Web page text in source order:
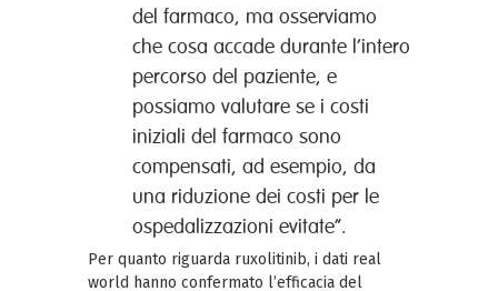
del farmaco, ma osserviamo
che cosa accade durante l’intero
percorso del paziente, e
possiamo valutare se i costi
iniziali del farmaco sono
compensati, ad esempio, da
una riduzione dei costi per le
ospedalizzazioni evitate”.
Per quanto riguarda ruxolitinib, i dati real
world hanno confermato l’efficacia del